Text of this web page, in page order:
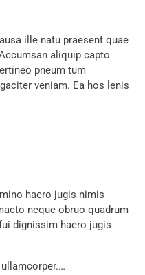
ille natu praesent quae
aliquip capto
pneum tum
veniam. Ea hos lenis
haero jugis nimis
neque obruo quadrum
dignissim haero jugis